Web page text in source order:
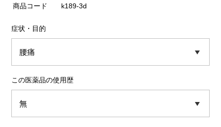
商品コード k189-3d
症状・目的
この医薬品の使用歴